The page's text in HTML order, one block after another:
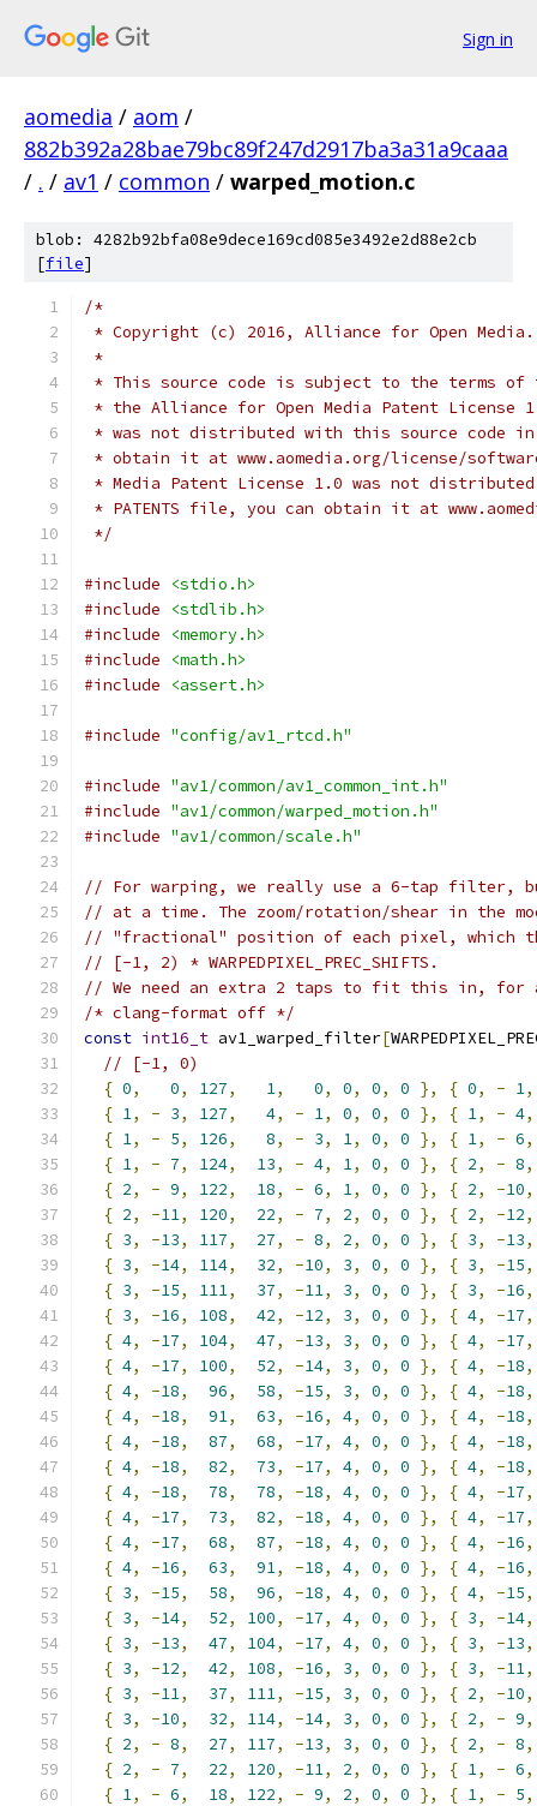
Sign in
aomedia / aom /
882b392a28bae79bc89f247d2917ba3a31a9caaa
/ . / av1 / common / warped_motion.c
blob: 4282b92bfa08e9dece169cd085e3492e2d88e2cb
[file]
/*
* Copyright (c) 2016, Alliance for Open
*
* This source code is subject to the terms of
* the Alliance for Open Media Patent License
* was not distributed with this source code in
* obtain it at www.aomedia.org/license/
* Media Patent License 1.0 was not
* PATENTS file, you can obtain it at
*/
#include
<stdio.h>
#include
<stdlib.h>
#include
<memory.h>
#include
<math.h>
#include
<assert.h>
#include "config/av1_rtcd.h"
#include "av1/common/av1_common_int.h"
#include "av1/common/warped_motion.h"
#include "av1/common/scale.h"
// For warping, we really use a 6-tap filter,
// at a time. The zoom/rotation/shear in the
// "fractional" position of each pixel, which
// [-1, 2) * WARPEDPIXEL_PREC_SHIFTS.
// We need an extra 2 taps to fit this in,
/* clang-format off */
const int16_t av1_warped_filter[
// [-1, 0)
{ 0, 0, 127, 1, 0, 0, 0, 0 }, { 0, - 1,
{ 1, - 3, 127, 4, - 1, 0, 0, 0 }, { 1, - 4,
{ 1, - 5, 126, 8, - 3, 1, 0, 0 }, { 1, - 6,
{ 1, - 7, 124, 13, - 4, 1, 0, 0 }, { 2, - 8,
{ 2, - 9, 122, 18, - 6, 1, 0, 0 }, { 2, -10,
{ 2, -11, 120, 22, - 7, 2, 0, 0 }, { 2, -12,
{ 3, -13, 117, 27, - 8, 2, 0, 0 }, { 3, -13,
{ 3, -14, 114, 32, -10, 3, 0, 0 }, { 3, -15,
{ 3, -15, 111, 37, -11, 3, 0, 0 }, { 3, -16,
{ 3, -16, 108, 42, -12, 3, 0, 0 }, { 4, -17,
{ 4, -17, 104, 47, -13, 3, 0, 0 }, { 4, -17,
{ 4, -17, 100, 52, -14, 3, 0, 0 }, { 4, -18,
{ 4, -18, 96, 58, -15, 3, 0, 0 }, { 4, -18,
{ 4, -18, 91, 63, -16, 4, 0, 0 }, { 4, -18,
{ 4, -18, 87, 68, -17, 4, 0, 0 }, { 4, -18,
{ 4, -18, 82, 73, -17, 4, 0, 0 }, { 4, -18,
{ 4, -18, 78, 78, -18, 4, 0, 0 }, { 4, -17,
{ 4, -17, 73, 82, -18, 4, 0, 0 }, { 4, -17,
{ 4, -17, 68, 87, -18, 4, 0, 0 }, { 4, -16,
{ 4, -16, 63, 91, -18, 4, 0, 0 }, { 4, -16,
{ 3, -15, 58, 96, -18, 4, 0, 0 }, { 4, -15,
{ 3, -14, 52, 100, -17, 4, 0, 0 }, { 3, -14,
{ 3, -13, 47, 104, -17, 4, 0, 0 }, { 3, -13,
{ 3, -12, 42, 108, -16, 3, 0, 0 }, { 3, -11,
{ 3, -11, 37, 111, -15, 3, 0, 0 }, { 2, -10,
{ 3, -10, 32, 114, -14, 3, 0, 0 }, { 2, - 9,
{ 2, - 8, 27, 117, -13, 3, 0, 0 }, { 2, - 8,
{ 2, - 7, 22, 120, -11, 2, 0, 0 }, { 1, - 6,
{ 1, - 6, 18, 122, - 9, 2, 0, 0 }, { 1, - 5,